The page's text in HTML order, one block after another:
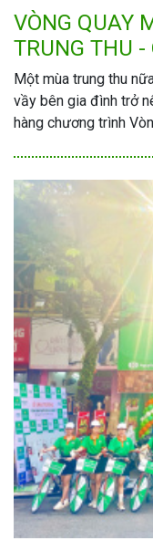
VÒNG QUAY
TRUNG THU -
Một mùa trung thu
vầy bên gia đình trở
hàng chương trình